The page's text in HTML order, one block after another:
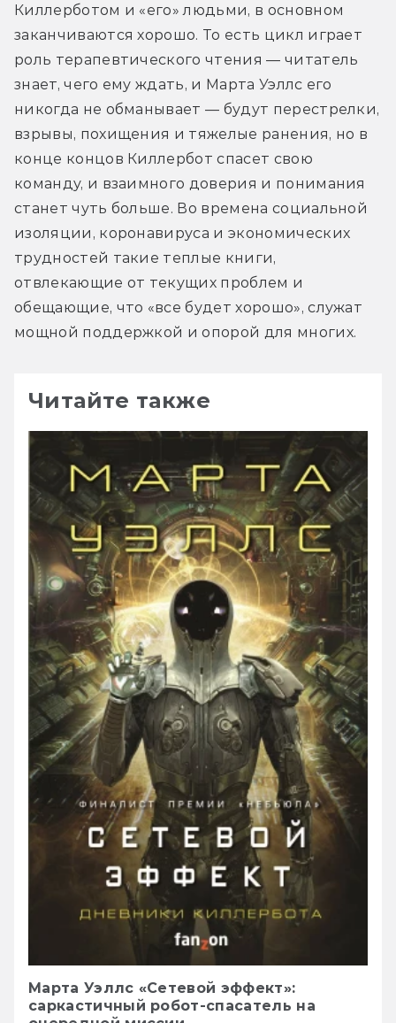
Киллерботом и «его» людьми, в основном
заканчиваются хорошо. То есть цикл играет
роль терапевтического чтения — читатель
знает, чего ему ждать, и Марта Уэллс его
никогда не обманывает — будут перестрелки,
взрывы, похищения и тяжелые ранения, но в
конце концов Киллербот спасет свою
команду, и взаимного доверия и понимания
станет чуть больше. Во времена социальной
изоляции, коронавируса и экономических
трудностей такие теплые книги,
отвлекающие от текущих проблем и
обещающие, что «все будет хорошо», служат
мощной поддержкой и опорой для многих.
Читайте также
Марта Уэллс «Сетевой эффект»:
саркастичный робот-спасатель на